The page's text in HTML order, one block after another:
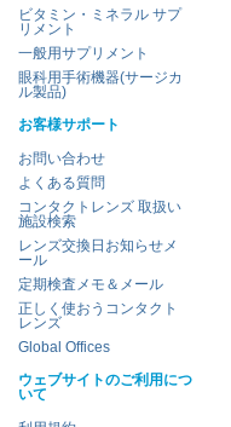
ビタミン・ミネラル サプ
リメント
一般用サプリメント
眼科用手術機器(サージカ
ル製品)
お客様サポート
お問い合わせ
よくある質問
コンタクトレンズ 取扱い
施設検索
レンズ交換日お知らせメ
ール
定期検査メモ＆メール
正しく使おうコンタクト
レンズ
Global Offices
ウェブサイトのご利用につ
いて